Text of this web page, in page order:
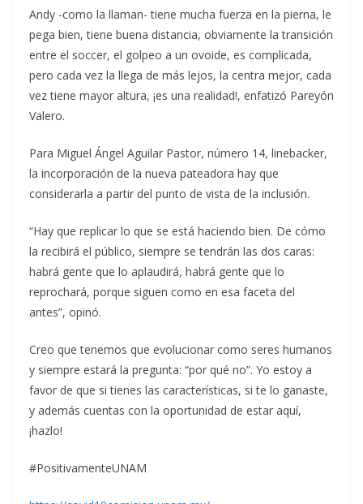
Andy -como la llaman- tiene mucha fuerza en la pierna, le
pega bien, tiene buena distancia, obviamente la transición
entre el soccer, el golpeo a un ovoide, es complicada,
pero cada vez la llega de más lejos, la centra mejor, cada
vez tiene mayor altura, ¡es una realidad!, enfatizó Pareyón
Valero.
Para Miguel Ángel Aguilar Pastor, número 14, linebacker,
la incorporación de la nueva pateadora hay que
considerarla a partir del punto de vista de la inclusión.
“Hay que replicar lo que se está haciendo bien. De cómo
la recibirá el público, siempre se tendrán las dos caras:
habrá gente que lo aplaudirá, habrá gente que lo
reprochará, porque siguen como en esa faceta del
antes”, opinó.
Creo que tenemos que evolucionar como seres humanos
y siempre estará la pregunta: “por qué no”. Yo estoy a
favor de que si tienes las características, si te lo ganaste,
y además cuentas con la oportunidad de estar aquí,
¡hazlo!
#PositivamenteUNAM